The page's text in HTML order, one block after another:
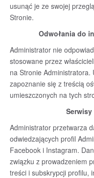
usunąć je ze swojej
Stronie.
Odwołania do
Administrator nie
stosowane przez
na Stronie Administratora.
zapoznanie się z treścią
umieszczonych na tych
Administrator przetwarza
odwiedzających profil
Facebook i Instagram.
związku z prowadzeniem
treści i subskrypcji profilu,